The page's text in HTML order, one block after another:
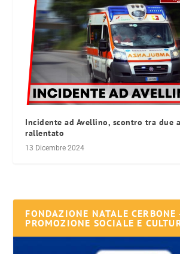
Incidente ad Avellino, scontro tra due
rallentato
13 Dicembre 2024
FONDAZIONE NATALE CERBONE
PROMOZIONE SOCIALE E